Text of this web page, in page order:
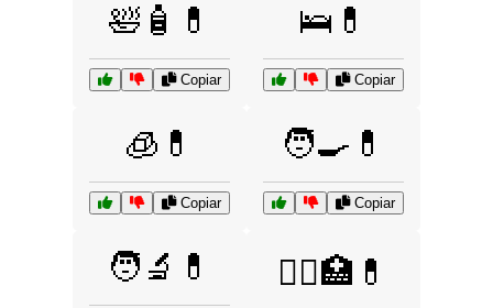
🛀🧴💊
Copiar
🛌💊
Copiar
🧊💊
Copiar
🧑‍🍳💊
Copiar
🧑‍🔬💊 🧑‍⚕️🏥💊